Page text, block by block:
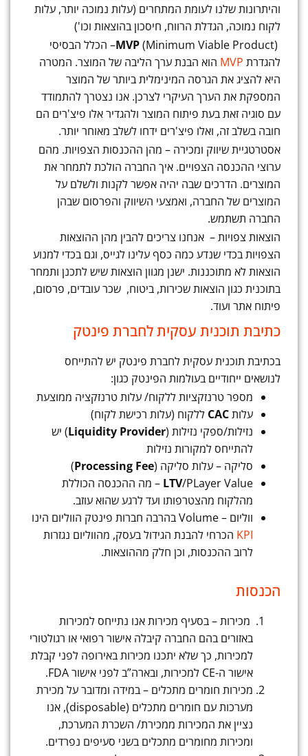
והיתרונות שלנו לעומת המתחרים (עלות נמוכה יותר, עלות
לקוח נמוכה, הגדלת הרווח, חיסכון בהוצאות וכו')
MVP(Minimum Viable Product)– הכלל הבסיסי
להגדרת MVP הוא הבנת ערך הליבה של המוצר. המטרה
היא להציג את הגרסה המינימלית ביותר של המוצר
המספקת את הערך העיקרי לצרכן. אנו נצטרך להתמודד
עם סוגיה זאת בעת פיתוח המוצר ולהגדיר אלו פיצ'רים הם
חובה בשלב זה, ואלו פיצ'רים ידחו לשלב מאוחר יותר.
אסטרטגיית שיווק ומכירה – מהן ההכנסות הצפויות. מהם
ערוצי ההכנסה הצפויים. איך החברה הולכת לתמחר את
המוצרים. הדרכים שבה יהיה אפשר לקנות ולשלם על
המוצרים של החברה, ואמצעי השיווק והפרסום שבהן
החברה תשתמש.
הוצאות צפויות – אנחנו צריכים להבין מהן ההוצאות
הצפויות בכדי שנדע כמה כסף עלינו לגייס, וגם בכדי למנוע
הוצאות לא מתוכננות. ישנן מגוון הוצאות שיש לתכנן ותמחר
בתוכנית כגון הוצאות שכירות, ביטוח, שכר עובדים, פרסום,
פיתוח אתר ועוד.
כתיבת תוכנית עסקית לחברת פינטק
בכתיבת תוכנית עסקית לחברת פינטק יש להתייחס
לנושאים ייחודיים בעולמות הפינטק כגון:
מספר טרנזקציות ללקוח/ עלות טרנזקציה ממוצעת
עלותCAC ללקוח (עלות רכישת לקוח)
נזילות/ספקי נזילות (Liquidity Provider) יש
להתייחס למקורות נזילות
סליקה – עלות סליקה (Processing Fee
)
LTV /PLayer Value – מה ההכנסה הכוללת
מהלקוח מהצטרפותו ועד לרגע שהוא עוזב.
ווליום – Volume בהרבה חברות פינטק הווליום הינו
KPI הכרחי להבנת הגידול בעסק, מהווליום נגזרות
לרוב ההכנסות, וכן חלק מההוצאות.
הכנסות
מכירות – בסעיף מכירות אנו נתייחס למכירות
באזורים בהם החברה קיבלה אישור רפואי או רגולטורי
למכירות, כך שלא יתכנו מכירות באירופה לפני קבלת
אישור ה-CE למכירות, ובארה”ב לפני אישור FDA.
מכירות חומרים מתכלים – במידה ומדובר על מכירת
מערכות עם חומרים מתכלים (disposable), אנו
נציין את המכירות ממכירת/ השכרת המערכת,
ומכירות מחומרים מתכלים בשני סעיפים נפרדים.